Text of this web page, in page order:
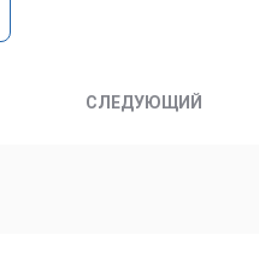
СЛЕДУЮЩИЙ